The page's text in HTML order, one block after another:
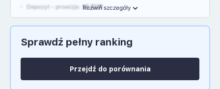
Rozwiń szczegóły
Depozyt - prowizja: 10 EUR
Język polski: NIE
Sprawdź pełny ranking
Przejdź do porównania